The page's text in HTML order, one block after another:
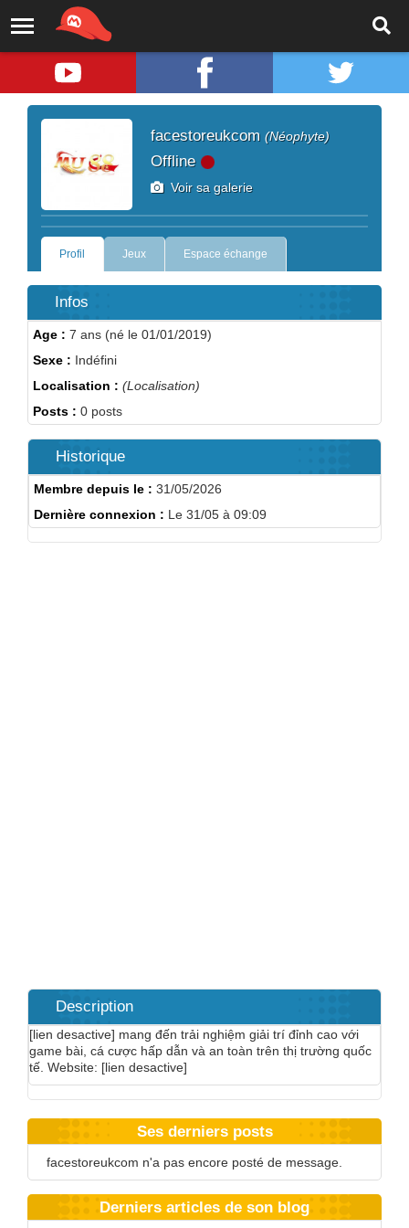
facestoreukcom (Néophyte)
Offline
Voir sa galerie
Profil Jeux Espace échange
Infos
Age : 7 ans (né le 01/01/2019)
Sexe : Indéfini
Localisation : (Localisation)
Posts : 0 posts
Historique
Membre depuis le : 31/05/2026
Dernière connexion : Le 31/05 à 09:09
Description
[lien desactive] mang đến trải nghiệm giải trí đỉnh cao với
game bài, cá cược hấp dẫn và an toàn trên thị trường quốc
tế. Website: [lien desactive]
Ses derniers posts
facestoreukcom n'a pas encore posté de message.
Derniers articles de son blog